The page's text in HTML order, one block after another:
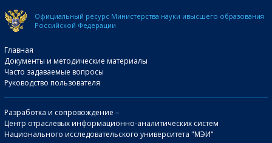
Официальный ресурс Министерства науки ивысшего образования
Российской Федерации
Главная
Документы и методические материалы
Часто задаваемые вопросы
Руководство пользователя
Разработка и сопровождение –
Центр отраслевых информационно-аналитических систем
Национального исследовательского университета "МЭИ"